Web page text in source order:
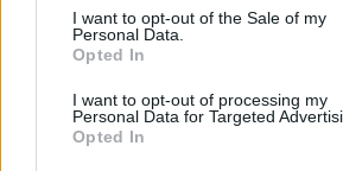
services and may gather and store
not limited to your visit or usage
grant or deny consent to Google and its
consent section.
I want to opt-out of the Sale of my
Personal Data.
Opted In
I want to opt-out of processing my
Personal Data for Targeted
Opted In